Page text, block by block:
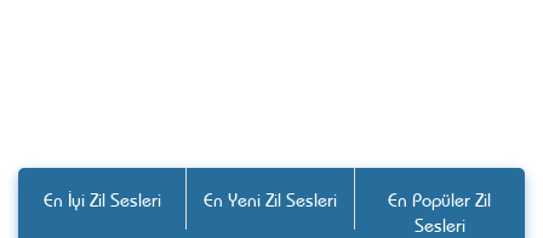
En İyi Zil Sesleri En Yeni Zil Sesleri
En Popüler Zil
Sesleri